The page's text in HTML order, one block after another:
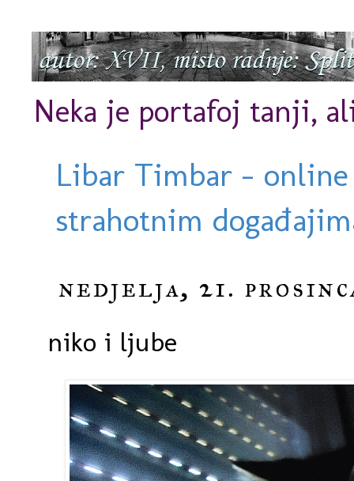
Neka je portafoj tanji,
Libar Timbar -
strahotnim
nedjelja, 21.
niko i ljube